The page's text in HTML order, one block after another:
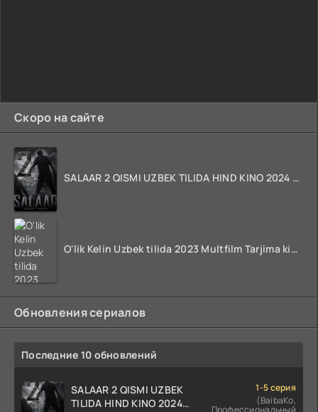
Скоро на сайте
SALAAR 2 QISMI UZBEK TILIDA HIND KINO 2024 TARJIMA 720p HD Skachat
O'lik Kelin Uzbek tilida 2023 Multfilm Tarjima kino skachat
Обновления сериалов
Последние 10 обновлений
SALAAR 2 QISMI UZBEK
TILIDA HIND KINO 2024
1-5 серия
(BaibaKo,
Профессиональный